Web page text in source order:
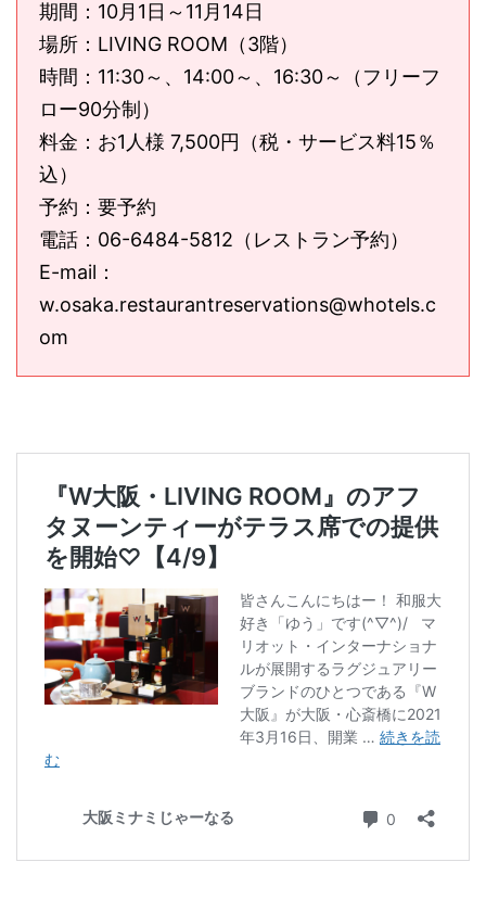
期間：10月1日～11月14日
場所：LIVING ROOM（3階）
時間：11:30～、14:00～、16:30～（フリーフ
ロー90分制）
料金：お1人様 7,500円（税・サービス料15％
込）
予約：要予約
電話：06-6484-5812（レストラン予約）
E-mail：
w.osaka.restaurantreservations@whotels.c
om